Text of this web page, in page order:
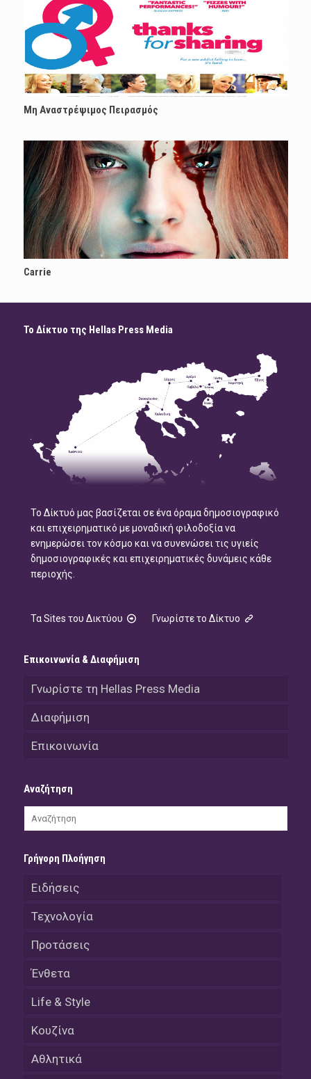
Μη Αναστρέψιμος Πειρασμός
Carrie
Το Δίκτυο της Hellas Press Media
Το Δίκτυό μας βασίζεται σε ένα όραμα δημοσιογραφικό
και επιχειρηματικό με μοναδική φιλοδοξία να
ενημερώσει τον κόσμο και να συνενώσει τις υγιείς
δημοσιογραφικές και επιχειρηματικές δυνάμεις κάθε
περιοχής.
Τα Sites του Δικτύου Γνωρίστε το Δίκτυο
Επικοινωνία & Διαφήμιση
Γνωρίστε τη Hellas Press Media
Διαφήμιση
Επικοινωνία
Αναζήτηση
Γρήγορη Πλοήγηση
Ειδήσεις
Τεχνολογία
Προτάσεις
Ένθετα
Life & Style
Κουζίνα
Αθλητικά